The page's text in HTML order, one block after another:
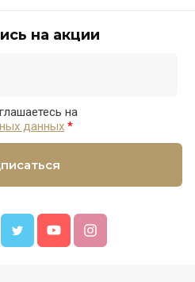
на акции
на
данных *